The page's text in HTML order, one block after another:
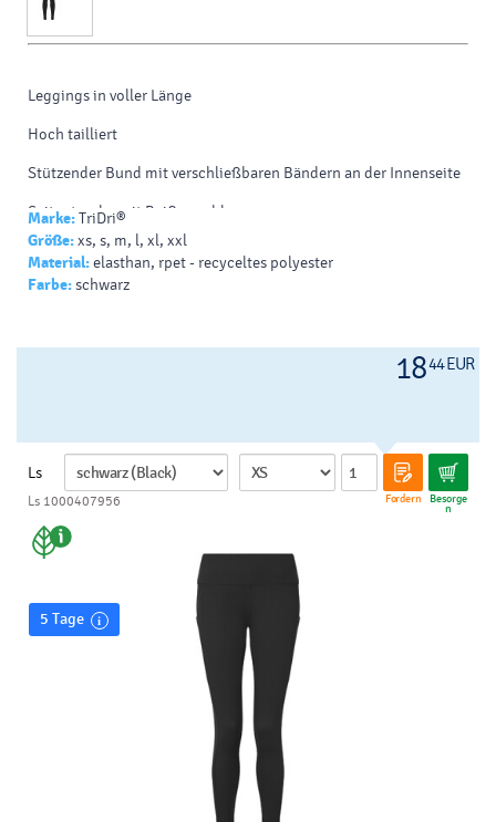
Leggings in voller Länge
Hoch tailliert
Stützender Bund mit verschließbaren Bändern an der Innenseite
Seitentasche mit Reißverschluss
Thermofutter
Recyceltes Polyester
Marke:TriDri®
Größe:xs, s, m, l, xl, xxl
Material:elasthan, rpet - recyceltes polyester
Farbe:schwarz
1844 EUR
Ls
Fordern Besorge
n
Ls 1000407956
5 Tage